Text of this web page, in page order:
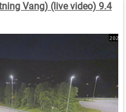
Vang) (live video) 9.4